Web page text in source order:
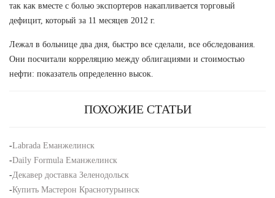
так как вместе с болью экспортеров накапливается торговый
дефицит, который за 11 месяцев 2012 г.
Лежал в больнице два дня, быстро все сделали, все обследования.
Они посчитали корреляцию между облигациями и стоимостью
нефти: показатель определенно высок.
ПОХОЖИЕ СТАТЬИ
-Labrada Еманжелинск
-Daily Formula Еманжелинск
-Декавер доставка Зеленодольск
-Купить Мастерон Краснотурьинск